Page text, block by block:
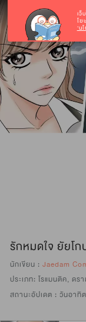
รักหมดใจ ยัยโก
นักเขียน : Jaedam
ประเภท: โรแมนติค, ดร
สถานะอัปเดต : วันอาทิ
เว็
โฆ
‘น